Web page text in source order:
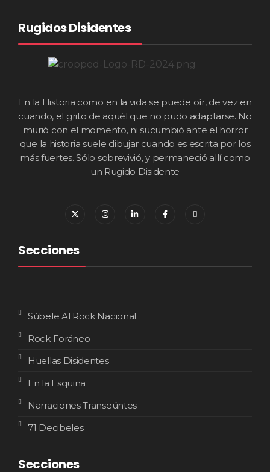
Rugidos Disidentes
En la Historia como en la vida se puede oír, de vez en
cuando, el grito de aquél que no pudo adaptarse. No
murió con el momento, ni sucumbió ante el horror
que la historia suele dibujar cuando es escrita por los
más fuertes. Sólo sobrevivió, y permaneció allí como
un Rugido Disidente
Secciones
Súbele Al Rock Nacional
Rock Foráneo
Huellas Disidentes
En la Esquina
Narraciones Transeúntes
71 Decibeles
Secciones